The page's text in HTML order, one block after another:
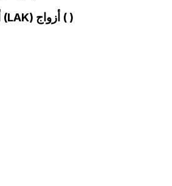
أشهر الكيب اللاوسي (LAK) أزواج ( )